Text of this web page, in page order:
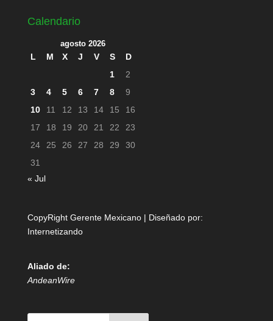
Calendario
agosto 2026
L M X J V S
D
1
2
3
4 5 6 7 8
9
10
11 12 13 14 15
16
17
18 19 20 21 22
23
24
25 26 27 28 29
30
31
« Jul
CopyRight Gerente Mexicano | Diseñado por:
Internetizando
Aliado de:
AndeanWire